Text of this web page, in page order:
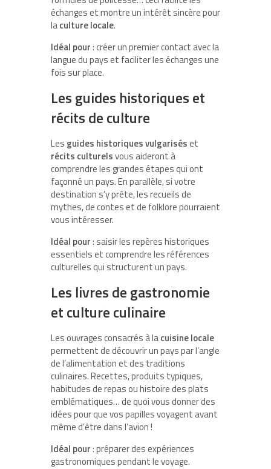
échanges et montre un intérêt sincère pour
laculture locale.
Idéal pour: créer un premier contact avec la
langue du pays et faciliter les échanges une
fois sur place.
Les guides historiques et
récits de culture
Les guides historiques vulgariséset
récits culturelsvous aideront à
comprendre les grandes étapes qui ont
façonné un pays. En parallèle, si votre
destination s’y prête, les recueils de
mythes, de contes et de folklore pourraient
vous intéresser.
Idéal pour: saisir les repères historiques
essentiels et comprendre les références
culturelles qui structurent un pays.
Les livres de gastronomie
et culture culinaire
Les ouvrages consacrés à lacuisine locale
permettent de découvrir un pays par l’angle
de l’alimentation et des traditions
culinaires. Recettes, produits typiques,
habitudes de repas ou histoire des plats
emblématiques… de quoi vous donner des
idées pour que vos papilles voyagent avant
même d’être dans l’avion !
Idéal pour: préparer des expériences
gastronomiques pendant le voyage.